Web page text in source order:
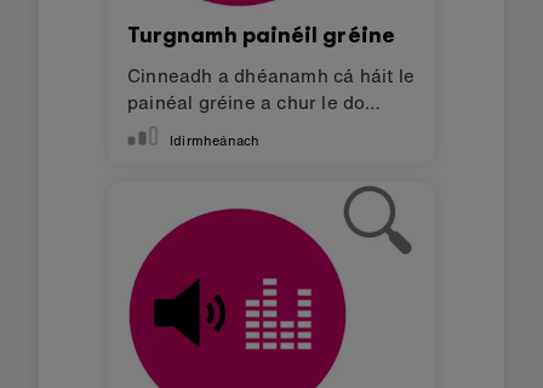
Turgnamh painéil gréine
Cinneadh a dhéanamh cá háit le
painéal gréine a chur le do
micro:bit.Idirmheánach